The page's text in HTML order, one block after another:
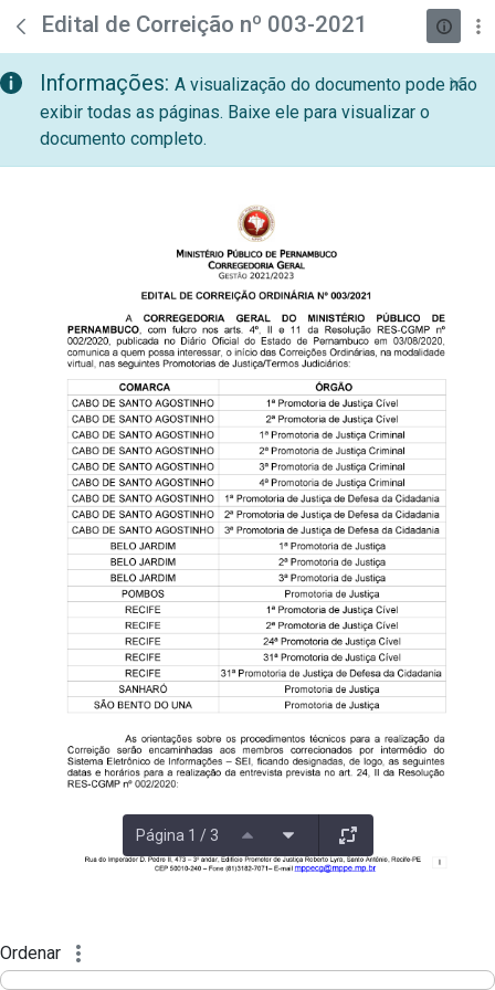
Pular para o Conteúdo principal
teste descricao
Edital de Correição nº 003-2021
Informações: A visualização do documento pode não
exibir todas as páginas. Baixe ele para visualizar o
documento completo.
Página 1 / 3
Ordenar